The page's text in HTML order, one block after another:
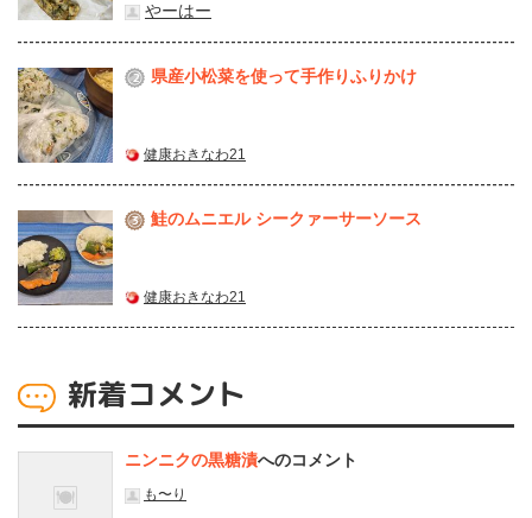
やーはー
2 県産⼩松菜を使って⼿作りふりかけ
健康おきなわ21
3 鮭のムニエル シークァーサーソース
健康おきなわ21
新着コメント
ニンニクの黒糖漬へのコメント
も〜り